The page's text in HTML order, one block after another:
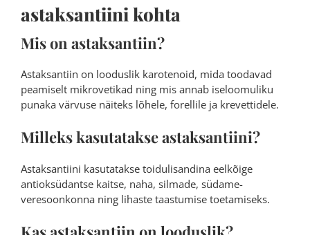
astaksantiini kohta
Mis on astaksantiin?
Astaksantiin on looduslik karotenoid, mida toodavad
peamiselt mikrovetikad ning mis annab iseloomuliku
punaka värvuse näiteks lõhele, forellile ja krevettidele.
Milleks kasutatakse astaksantiini?
Astaksantiini kasutatakse toidulisandina eelkõige
antioksüdantse kaitse, naha, silmade, südame-
veresoonkonna ning lihaste taastumise toetamiseks.